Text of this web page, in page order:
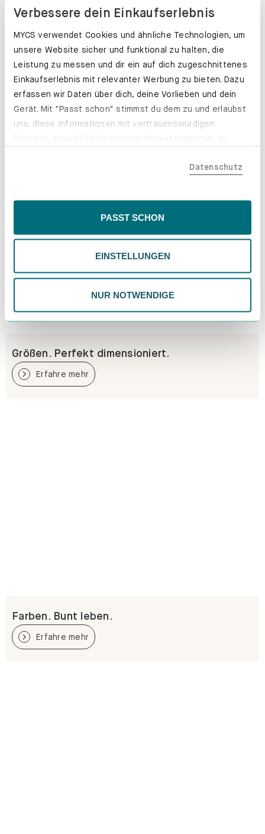
Verbessere dein Einkaufserlebnis
MYCS verwendet Cookies und ähnliche Technologien, um
unsere Website sicher und funktional zu halten, die
Leistung zu messen und dir ein auf dich zugeschnittenes
Einkaufserlebnis mit relevanter Werbung zu bieten. Dazu
erfassen wir Daten über dich, deine Vorlieben und dein
Gerät. Mit "Passt schon" stimmst du dem zu und erlaubst
uns, diese Informationen mit vertrauenswürdigen
der EU, beispielsweise in den USA, verarbeitet werden
Inhalte eingeschränkt sein könnten. Wähle
deiner Präferenzen. Du kannst deine Wahl jederzeit
ändern. Weitere Informationen findest du in unserer
Datenschutzrichtlinie.
Datenschutz
PASST SCHON
EINSTELLUNGEN
NUR NOTWENDIGE
Leder. Natürlich individuell.
Erfahre mehr
Größen. Perfekt dimensioniert.
Erfahre mehr
Farben. Bunt leben.
Erfahre mehr